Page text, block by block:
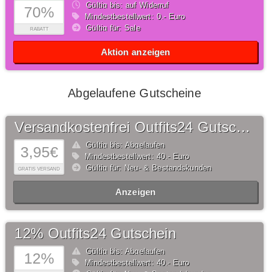
70%
RABATT
Gültig bis: auf Widerruf
Mindestbestellwert: 0,- Euro
Gültig für: Sale
Aktion anzeigen
Abgelaufene Gutscheine
3,95€
GRATIS VERSAND
Versandkostenfrei Outfits24 Gutschein
Gültig bis: Abgelaufen
Mindestbestellwert: 40,- Euro
Gültig für: Neu- & Bestandskunden
Anzeigen
12%
12% Outfits24 Gutschein
Gültig bis: Abgelaufen
Mindestbestellwert: 40,- Euro